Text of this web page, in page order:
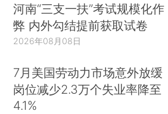
河南“三支一扶”考试规模化作
弊 内外勾结提前获取试卷
2026年08月08日
7月美国劳动力市场意外放缓
岗位减少2.3万个失业率降至
4.1%